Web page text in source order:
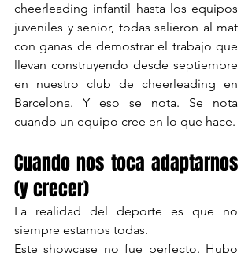
cheerleading infantil hasta los equipos
juveniles y senior, todas salieron al mat
con ganas de demostrar el trabajo que
llevan construyendo desde septiembre
en nuestro club de cheerleading en
Barcelona. Y eso se nota. Se nota
cuando un equipo cree en lo que hace.
Cuando nos toca adaptarnos
(y crecer)
La realidad del deporte es que no
siempre estamos todas.
Este showcase no fue perfecto. Hubo